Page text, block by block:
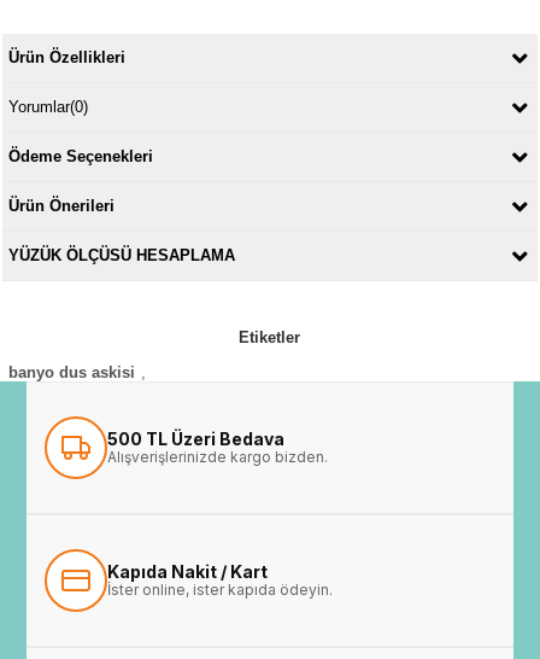
Ürün Özellikleri
Yorumlar(0)
Ödeme Seçenekleri
Ürün Önerileri
YÜZÜK ÖLÇÜSÜ HESAPLAMA
Etiketler
banyo dus askisi
500 TL Üzeri Bedava
Alışverişlerinizde kargo bizden.
Kapıda Nakit / Kart
İster online, ister kapıda ödeyin.